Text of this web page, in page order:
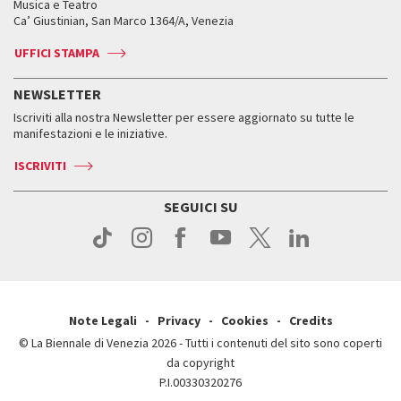
Come raggiungerci
Press
Orari e sedi
Accrediti
Come raggiungerci
Orari e sedi
Biglietti
Accrediti
Come raggiungerci
Contatti
Press
Come raggiungerci
Press
Leone d’oro alla carriera
Leone d’argento
Edizioni passate
Orari e sedi
Biglietti
Servizi al pubblico
Come raggiungerci
Contatti
Biennale College ASAC
ASAC DATI
Storia
Orari e sedi
Musica e Teatro
Ca’ Giustinian, San Marco 1364/A, Venezia
UFFICI STAMPA
NEWSLETTER
Iscriviti alla nostra Newsletter per essere aggiornato su tutte le
manifestazioni e le iniziative.
ISCRIVITI
SEGUICI SU
Note Legali Privacy Cookies
Credits
© La Biennale di Venezia 2026 - Tutti i contenuti del sito sono coperti
da copyright
P.I.00330320276